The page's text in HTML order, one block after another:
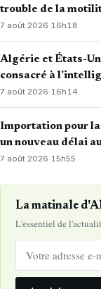
trouble de la
7 août 2026·16h18
Algérie et États-
consacré à
7 août 2026·16h14
Importation pour
un nouveau délai
7 août 2026· 15h55
La matinale
L'essentiel de